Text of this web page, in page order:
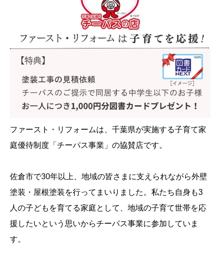
ファースト・リフォームは、千葉県が実施する子育て家
庭優待制度「チーパス事業」の協賛店です。
佐倉市で30年以上、地域の皆さまに支えられながら外壁
塗装・屋根塗装を行ってまいりました。私たち自身も3
人の子どもを育てる家庭として、地域の子育て世帯を応
援したいという思いからチーパス事業に参加していま
す。